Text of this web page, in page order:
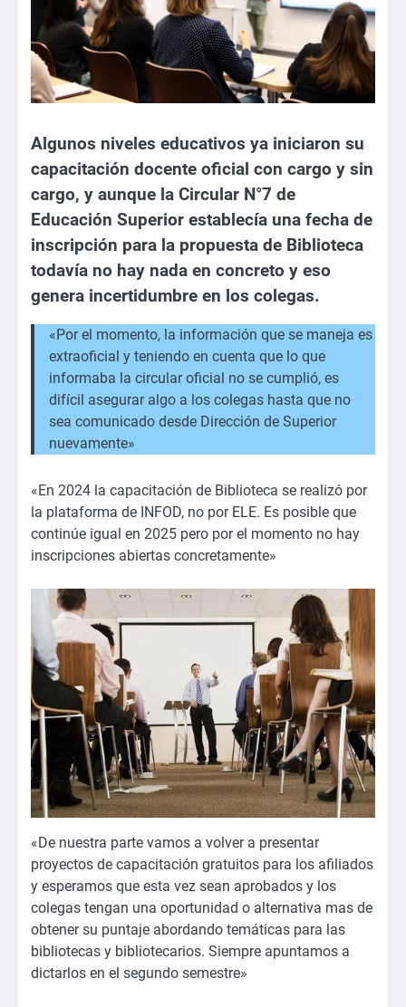
Algunos niveles educativos ya iniciaron su
capacitación docente oficial con cargo y sin
cargo, y aunque la Circular N°7 de
Educación Superior establecía una fecha de
inscripción para la propuesta de Biblioteca
todavía no hay nada en concreto y eso
genera incertidumbre en los colegas.
«Por el momento, la información que se maneja es
extraoficial y teniendo en cuenta que lo que
informaba la circular oficial no se cumplió, es
difícil asegurar algo a los colegas hasta que no
sea comunicado desde Dirección de Superior
nuevamente»
«En 2024 la capacitación de Biblioteca se realizó por
la plataforma de INFOD, no por ELE. Es posible que
continúe igual en 2025 pero por el momento no hay
inscripciones abiertas concretamente»
«De nuestra parte vamos a volver a presentar
proyectos de capacitación gratuitos para los afiliados
y esperamos que esta vez sean aprobados y los
colegas tengan una oportunidad o alternativa mas de
obtener su puntaje abordando temáticas para las
bibliotecas y bibliotecarios. Siempre apuntamos a
dictarlos en el segundo semestre»